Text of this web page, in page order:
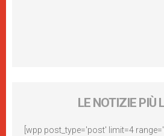
LE NOTIZIE PIÙ
[wpp post_type='post' limit=4